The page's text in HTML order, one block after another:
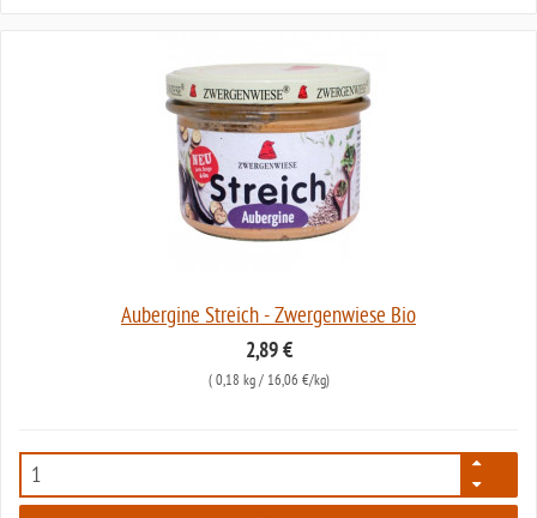
Aubergine Streich - Zwergenwiese Bio
2,89 €
( 0,18 kg/ 16,06 €/kg)
5767